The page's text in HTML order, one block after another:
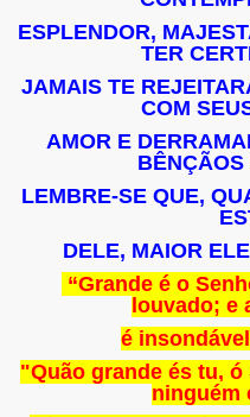
ESPLENDOR,
TER
JAMAIS TE
COM
AMOR E
BÊNÇÃOS
LEMBRE-SE QUE,
DELE, MAIOR
“Grande é o
louvado; e
é
"Quão grande és tu,
ninguém